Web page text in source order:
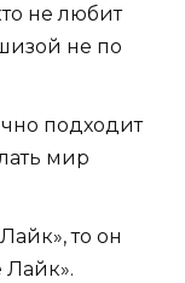
не любит
не по
подходит
мир
то он
Лайк».